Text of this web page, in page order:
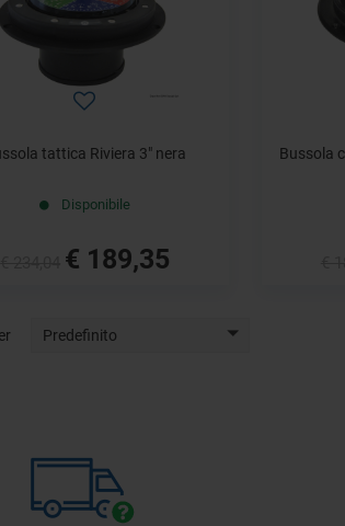
tattica Riviera 3" nera
Disponibile
€ 189,35
Bussola
Predefinito